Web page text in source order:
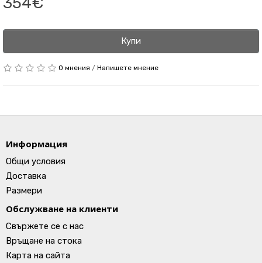
Купи
0 мнения / Напишете мнение
Информация
Общи условия
Доставка
Размери
Обслужване на клиенти
Свържете се с нас
Връщане на стока
Карта на сайта